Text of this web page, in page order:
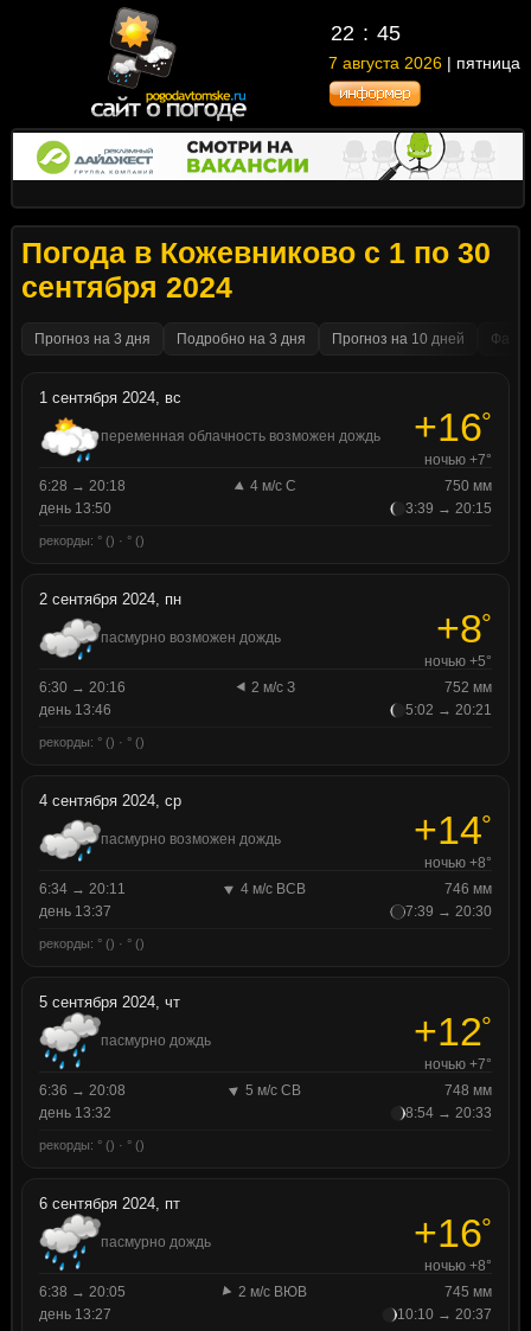
22 45
7 августа 2026 | пятница
Погода в Кожевниково с 1 по 30
сентября 2024
Прогноз на 3 дня Подробно на 3 дня Прогноз на 10 дней
1 сентября 2024, вс
переменная облачность возможен дождь +16°
ночью +7°
6:28 → 20:18
4 м/с С
750 мм
день 13:50
3:39 → 20:15
рекорды: ° () · ° ()
2 сентября 2024, пн
пасмурно возможен дождь +8°
ночью +5°
6:30 → 20:16
2 м/с З
752 мм
день 13:46
5:02 → 20:21
рекорды: ° () · ° ()
4 сентября 2024, ср
пасмурно возможен дождь +14°
ночью +8°
6:34 → 20:11
4 м/с ВСВ
746 мм
день 13:37
7:39 → 20:30
рекорды: ° () · ° ()
5 сентября 2024, чт
пасмурно дождь +12°
ночью +7°
6:36 → 20:08
5 м/с СВ
748 мм
день 13:32
8:54 → 20:33
рекорды: ° () · ° ()
6 сентября 2024, пт
пасмурно дождь +16°
ночью +8°
6:38 → 20:05
2 м/с ВЮВ
745 мм
день 13:27
10:10 → 20:37